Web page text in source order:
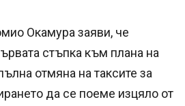
Окамура заяви, че
стъпка към плана на
отмяна на таксите за
да се поеме изцяло от